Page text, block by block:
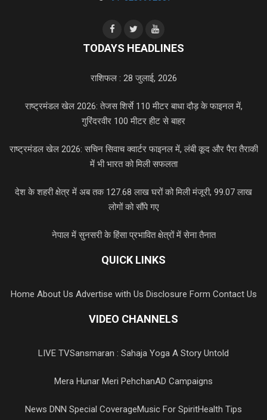
TODAYS HEADLINES
राशिफल : 28 जुलाई, 2026
राष्ट्रमंडल खेल 2026: तेजस शिर्से 110 मीटर बाधा दौड़ के फाइनल में,
गुरिंदरवीर 100 मीटर हीट से बाहर
राष्ट्रमंडल खेल 2026: सचिन सिवाच क्वार्टर फाइनल में, लंबी कूद और पैरा तैराकी
में भी भारत को मिली सफलता
देश के शहरी क्षेत्र में अब तक 127.68 लाख घरों को मिली मंजूरी, 99.07 लाख
लोगों को सौंपे गए
नेपाल में सुनसरी के हिंसा प्रभावित क्षेत्रों में सेना तैनात
QUICK LINKS
Home About Us Advertise with Us Disclosure Form Contact Us
VIDEO CHANNELS
LIVE TVSansmaran : Sahaja Yoga A Story Untold
Mera Hunar Meri PehchanAD Campaigns
News DNN Special CoverageMusic For SpiritHealth Tips